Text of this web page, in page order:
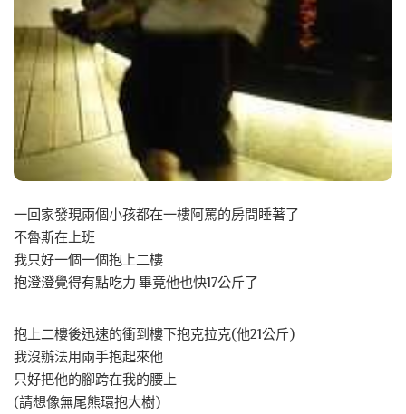
一回家發現兩個小孩都在一樓阿罵的房間睡著了
不魯斯在上班
我只好一個一個抱上二樓
抱澄澄覺得有點吃力 畢竟他也快17公斤了
抱上二樓後迅速的衝到樓下抱克拉克(他21公斤)
我沒辦法用兩手抱起來他
只好把他的腳跨在我的腰上
(請想像無尾熊環抱大樹)